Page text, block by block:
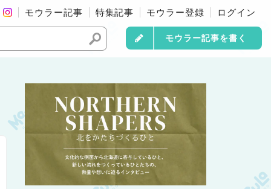
モウラー記事 特集記事 モウラー登録 ログイン
モウラー記事を書く